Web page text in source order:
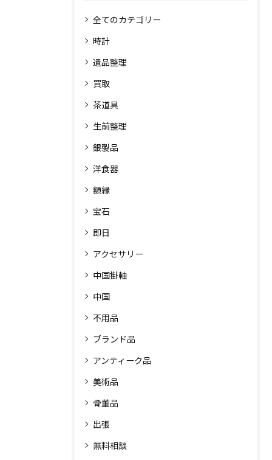
全てのカテゴリー
時計
遺品整理
買取
茶道具
生前整理
銀製品
洋食器
額縁
宝石
即日
アクセサリー
中国掛軸
中国
不用品
ブランド品
アンティーク品
美術品
骨董品
出張
無料相談